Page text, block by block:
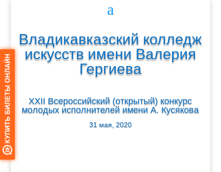
Владикавказский колледж
искусств имени Валерия
Гергиева
XXII Всероссийский (открытый) конкурс
молодых исполнителей имени А. Кусякова
31 мая, 2020